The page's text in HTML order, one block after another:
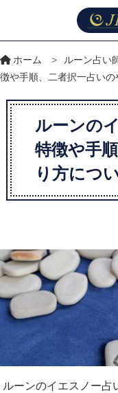
ホーム > ルーン占い
徴や手順、二者択一占いの
ルーンの
特徴や手
り方につ
ルーンのイエスノー占